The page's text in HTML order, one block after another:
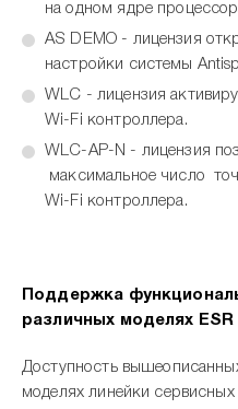
на одном ядре
AS DEMO - лицензия
настройки системы
WLC - лицензия
Wi-Fi контроллера.
WLC-AP-N - лицензия
максимальное число
Wi-Fi контроллера.
Поддержка
различных моделях ESR
Доступность
моделях линейки